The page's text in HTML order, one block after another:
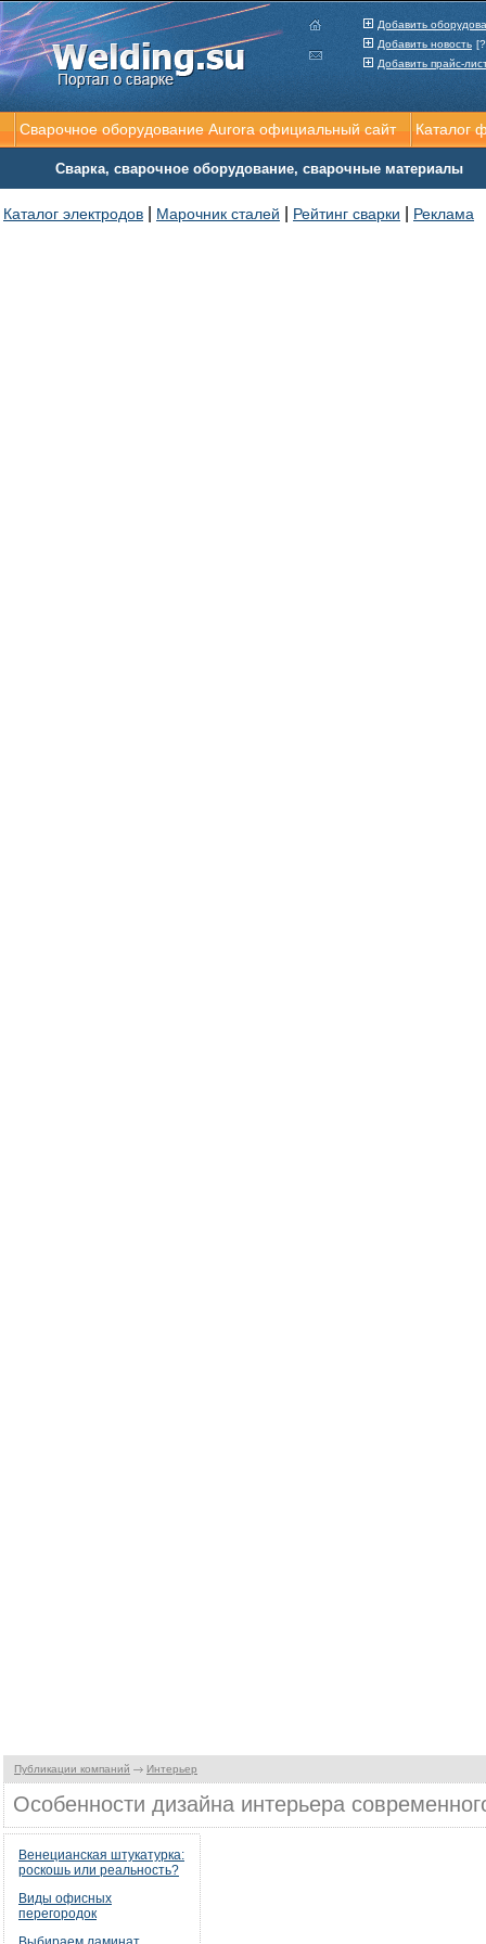
Публикации компаний Интерьер
Особенности дизайна интерьера
Венецианская штукатурка:
роскошь или реальность?
Виды офисных
перегородок
Сварочное оборудование Aurora официальный сайт Каталог
Сварка, сварочное оборудование, сварочные материалы
Каталог электродов Марочник сталей Рейтинг сварки Реклама
Добавить
Добавить новость
Добавить прайс-